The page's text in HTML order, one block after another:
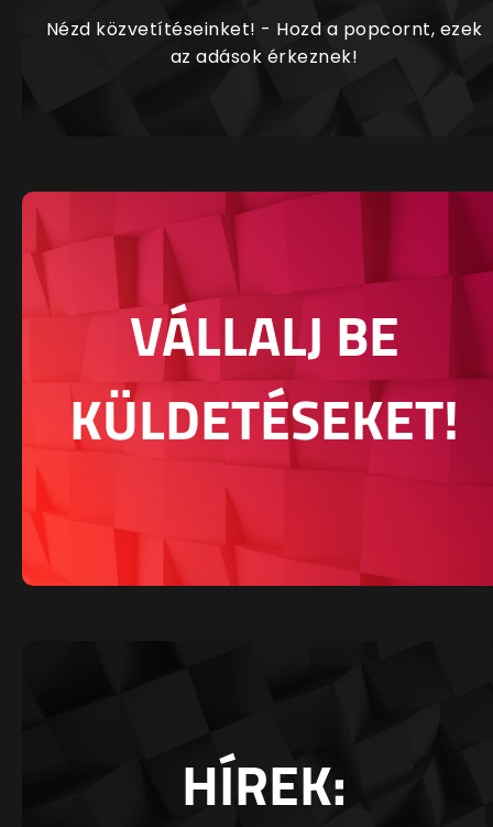
Nézd közvetítéseinket! - Hozd a popcornt, ezek
az adások érkeznek!
VÁLLALJ BE
KÜLDETÉSEKET!
HÍREK: